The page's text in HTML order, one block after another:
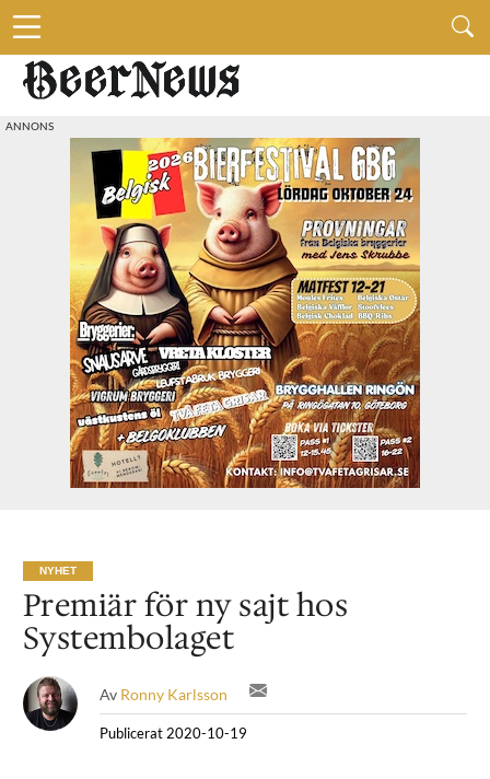
NYHET
Premiär för ny sajt hos
Systembolaget
Av Ronny Karlsson
Publicerat 2020-10-19